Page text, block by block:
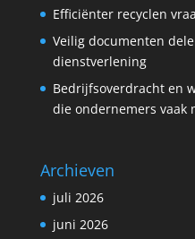
Efficiënter recyclen
Veilig documenten
dienstverlening
Bedrijfsoverdracht en
die ondernemers vaak
Archieven
juli 2026
juni 2026